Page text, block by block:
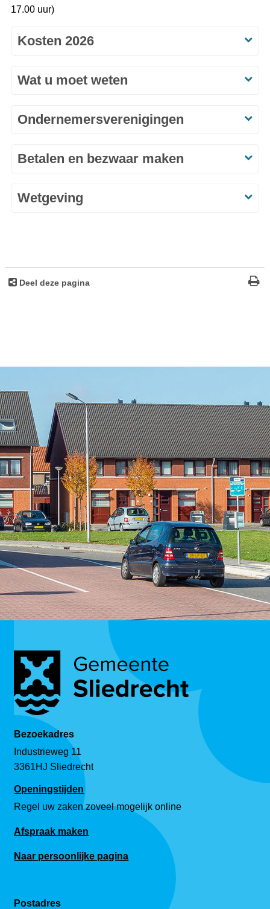
17.00 uur)
Kosten 2026
Wat u moet weten
Ondernemersverenigingen
Betalen en bezwaar maken
Wetgeving
Deel deze pagina
Bezoekadres
Industrieweg 11
3361HJ Sliedrecht
Openingstijden
Regel uw zaken zoveel mogelijk online
Afspraak maken
Naar persoonlijke pagina
Postadres